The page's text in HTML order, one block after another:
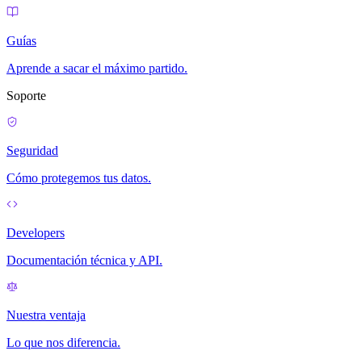
Guías
Aprende a sacar el máximo partido.
Soporte
Seguridad
Cómo protegemos tus datos.
Developers
Documentación técnica y API.
Nuestra ventaja
Lo que nos diferencia.